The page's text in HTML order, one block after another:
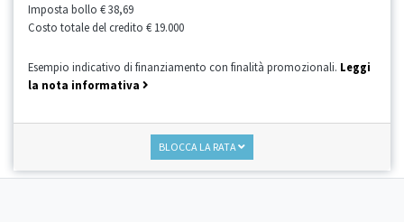
Imposta bollo € 38,69
Costo totale del credito € 19.000
Esempio indicativo di finanziamento con finalità promozionali. Leggi
la nota informativa
BLOCCA LA RATA